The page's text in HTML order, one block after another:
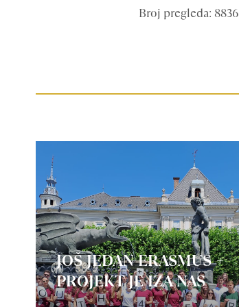
Broj pregleda: 8836
JOŠ JEDAN ERASMUS +
PROJEKT JE IZA NAS